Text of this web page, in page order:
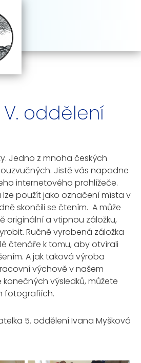
oddělení
Jedno z mnoha českých
Jistě vás napadne
internetového prohlížeče.
lze použít jako označení místa v
skončili se čtením. A může
originální a vtipnou záložku,
Ručně vyrobená záložka
čtenáře k tomu, aby otvírali
A jak taková výroba
výchově v našem
výsledků, můžete
fotografiích.
5. oddělení Ivana Myšková